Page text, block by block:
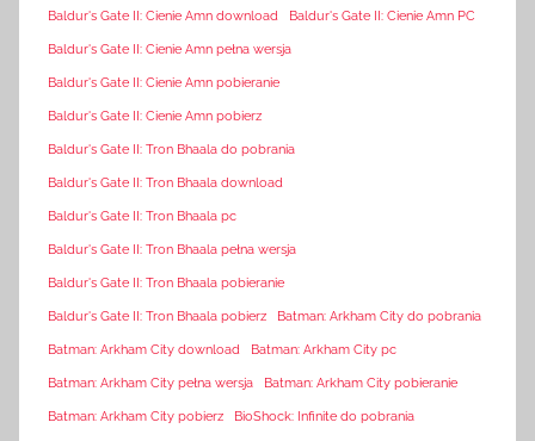
Baldur's Gate II: Cienie Amn download Baldur's Gate II: Cienie Amn PC
Baldur's Gate II: Cienie Amn pełna wersja
Baldur's Gate II: Cienie Amn pobieranie
Baldur's Gate II: Cienie Amn pobierz
Baldur's Gate II: Tron Bhaala do pobrania
Baldur's Gate II: Tron Bhaala download
Baldur's Gate II: Tron Bhaala pc
Baldur's Gate II: Tron Bhaala pełna wersja
Baldur's Gate II: Tron Bhaala pobieranie
Baldur's Gate II: Tron Bhaala pobierz Batman: Arkham City do pobrania
Batman: Arkham City download Batman: Arkham City pc
Batman: Arkham City pełna wersja Batman: Arkham City pobieranie
Batman: Arkham City pobierz BioShock: Infinite do pobrania